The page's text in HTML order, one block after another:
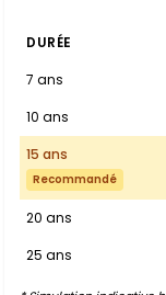
DURÉE
7 ans
10 ans
15 ans
Recommandé
20 ans
25 ans